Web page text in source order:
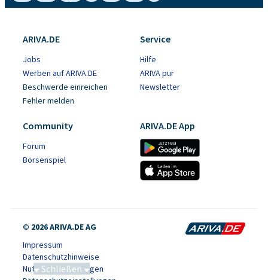
ARIVA.DE
Jobs
Werben auf ARIVA.DE
Beschwerde einreichen
Fehler melden
Service
Hilfe
ARIVA pur
Newsletter
Community
Forum
Börsenspiel
ARIVA.DE App
© 2026 ARIVA.DE AG
Impressum
Datenschutzhinweise
Nutzungsbedingungen
Schließen